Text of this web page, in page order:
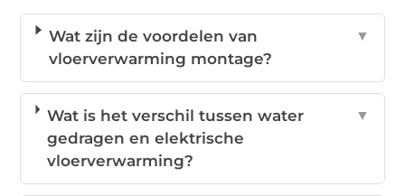
Wat zijn de voordelen van
vloerverwarming montage?
▼
Wat is het verschil tussen water
gedragen en elektrische
vloerverwarming?
▼